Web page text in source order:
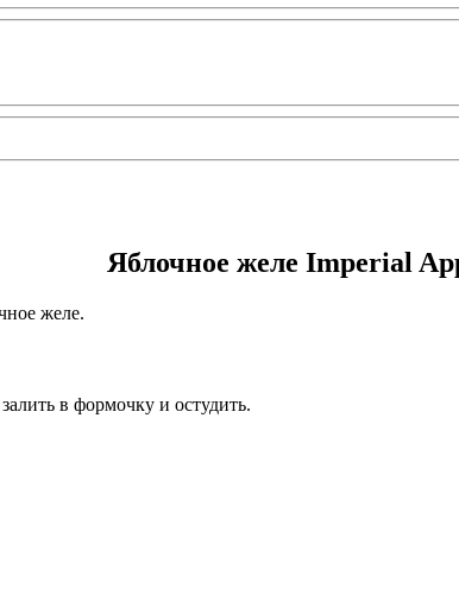
Яблочное желе Imperial
желе.
в формочку и остудить.